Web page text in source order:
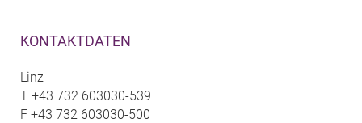
KONTAKTDATEN
Linz
T +43 732 603030-539
F +43 732 603030-500